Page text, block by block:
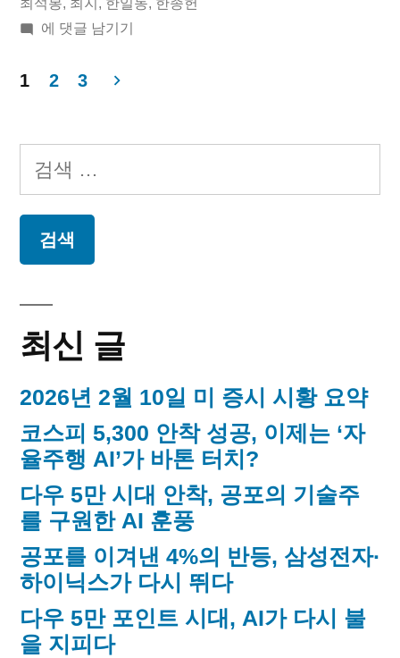
운
동
최석봉, 최지 , 한일동, 한종헌
2019
04
오
독
운
동
가
에 댓글 남기기
이
김
1 2 3
검
색:
최신 글
2026년 2월 10일 미 증시 시황 요약
코스피 5,300 안착 성공, 이제는 ‘자
율주행 AI’가 바톤 터치?
다우 5만 시대 안착, 공포의 기술주
를 구원한 AI 훈풍
공포를 이겨낸 4%의 반등, 삼성전자·
하이닉스가 다시 뛰다
다우 5만 포인트 시대, AI가 다시 불
을 지피다